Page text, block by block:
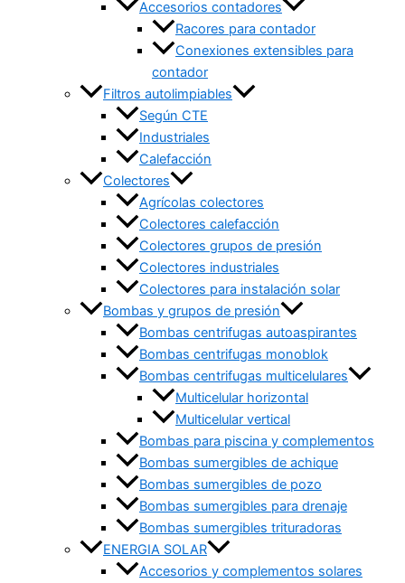
Accesorios contadores
Racores para contador
Conexiones extensibles para
contador
Filtros autolimpiables
Según CTE
Industriales
Calefacción
Colectores
Agrícolas colectores
Colectores calefacción
Colectores grupos de presión
Colectores industriales
Colectores para instalación solar
Bombas y grupos de presión
Bombas centrifugas autoaspirantes
Bombas centrifugas monoblok
Bombas centrifugas multicelulares
Multicelular horizontal
Multicelular vertical
Bombas para piscina y complementos
Bombas sumergibles de achique
Bombas sumergibles de pozo
Bombas sumergibles para drenaje
Bombas sumergibles trituradoras
ENERGIA SOLAR
Accesorios y complementos solares